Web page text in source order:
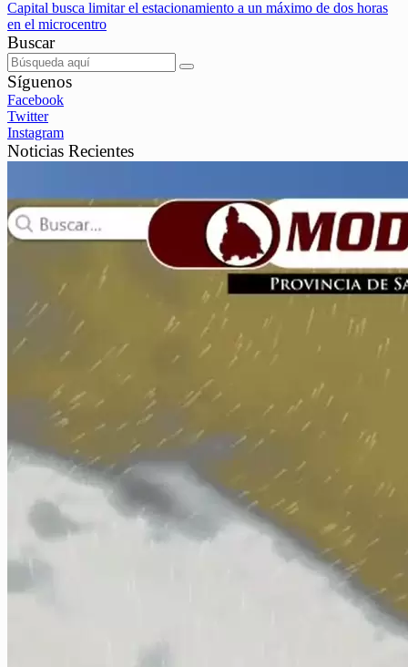
Capital busca limitar el estacionamiento a un máximo de dos horas
en el microcentro
Buscar
Síguenos
Facebook
Twitter
Instagram
Noticias Recientes